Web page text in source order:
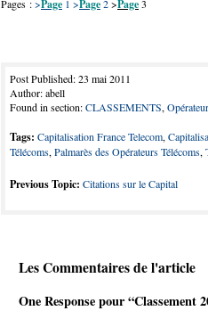
Pages :>Page 1 >Page2>Page3
Post Published: 23 mai 2011
Author: abell
Found in section:CLASSEMENTS,
Tags: Capitalisation France Telecom,
Télécoms, Palmarès des Opérateurs Télécoms,
Previous Topic: Citations sur le Capital
Les Commentaires de l'article
One Response pour “Classement